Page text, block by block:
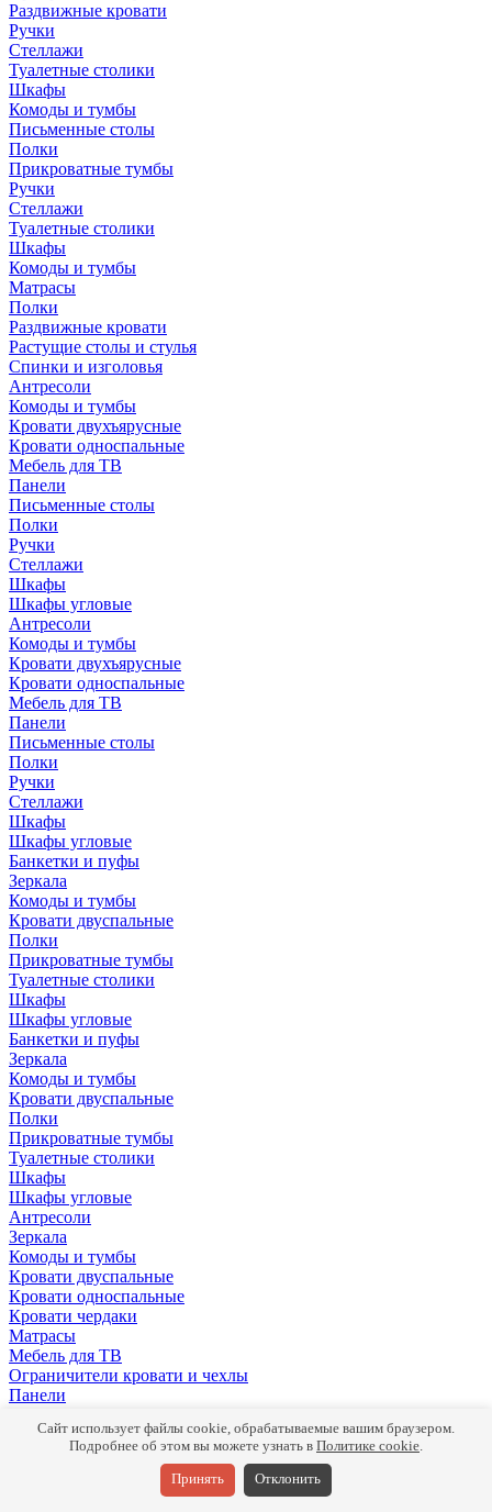
Раздвижные кровати
Ручки
Стеллажи
Туалетные столики
Шкафы
Комоды и тумбы
Письменные столы
Полки
Прикроватные тумбы
Ручки
Стеллажи
Туалетные столики
Шкафы
Комоды и тумбы
Матрасы
Полки
Раздвижные кровати
Растущие столы и стулья
Спинки и изголовья
Антресоли
Комоды и тумбы
Кровати двухъярусные
Кровати односпальные
Мебель для ТВ
Панели
Письменные столы
Полки
Ручки
Стеллажи
Шкафы
Шкафы угловые
Антресоли
Комоды и тумбы
Кровати двухъярусные
Кровати односпальные
Мебель для ТВ
Панели
Письменные столы
Полки
Ручки
Стеллажи
Шкафы
Шкафы угловые
Банкетки и пуфы
Зеркала
Комоды и тумбы
Кровати двуспальные
Полки
Прикроватные тумбы
Туалетные столики
Шкафы
Шкафы угловые
Банкетки и пуфы
Зеркала
Комоды и тумбы
Кровати двуспальные
Полки
Прикроватные тумбы
Туалетные столики
Шкафы
Шкафы угловые
Антресоли
Зеркала
Комоды и тумбы
Кровати двуспальные
Кровати односпальные
Кровати чердаки
Матрасы
Мебель для ТВ
Ограничители кровати и чехлы
Панели
Подушки
Раздвижные кровати
Сайт использует файлы cookie, обрабатываемые вашим браузером.
Подробнее об этом вы можете узнать в Политике cookie.
Принять Отклонить